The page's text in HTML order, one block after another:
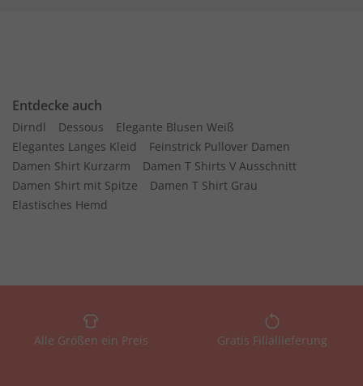
Entdecke auch
Dirndl Dessous
Elegante Blusen Weiß
Elegantes Langes Kleid
Feinstrick Pullover Damen
Damen Shirt Kurzarm
Damen T Shirts V Ausschnitt
Damen Shirt mit Spitze
Damen T Shirt Grau
Elastisches Hemd
Alle Größen ein Preis Gratis Filiallieferung